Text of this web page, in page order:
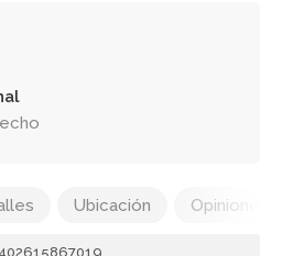
Ubicación Opiniones